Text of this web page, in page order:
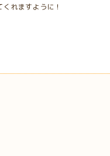
れますように！